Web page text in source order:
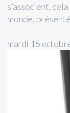
s’associent,
monde,
mardi 15